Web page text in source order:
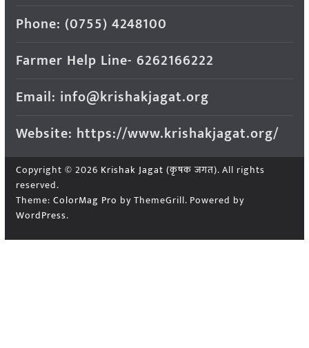
Phone: (0755) 4248100
Farmer Help Line- 6262166222
Email: info@krishakjagat.org
Website: https://www.krishakjagat.org/
Copyright © 2026 Krishak Jagat (कृषक जगत). All rights
reserved.
Theme: ColorMag Pro by ThemeGrill. Powered by
WordPress.